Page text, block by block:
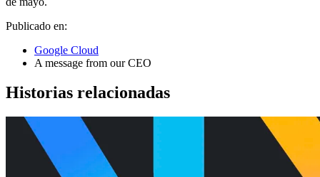
Publicado en:
Google Cloud
A message from our CEO
Historias relacionadas